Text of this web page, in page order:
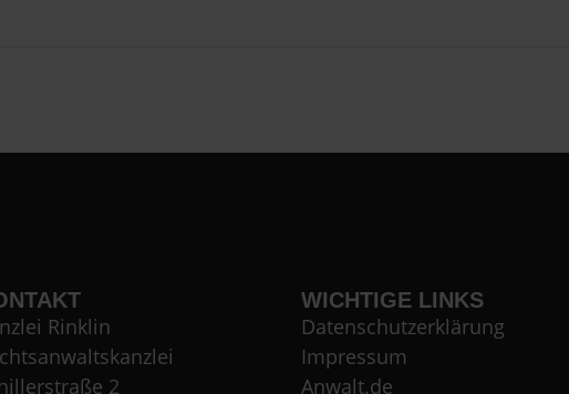
Rinklin
2
WICHTIGE LINKS
Datenschutzerklärung
Impressum
Anwalt.de